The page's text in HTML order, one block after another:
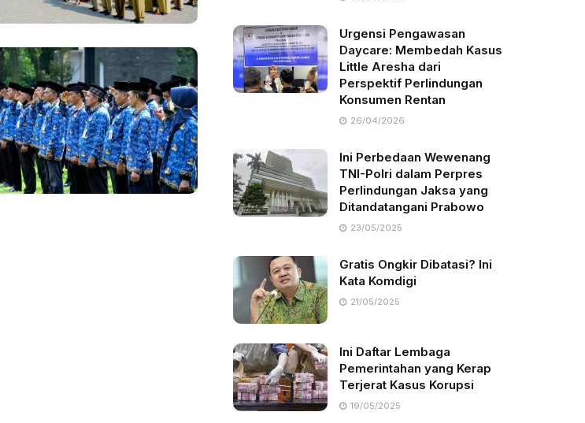
Urgensi Pengawasan
Daycare: Membedah Kasus
Little Aresha dari
Perspektif Perlindungan
Konsumen Rentan
26/04/2026
Ini Perbedaan Wewenang
TNI-Polri dalam Perpres
Perlindungan Jaksa yang
Ditandatangani Prabowo
23/05/2025
Gratis Ongkir Dibatasi? Ini
Kata Komdigi
21/05/2025
Ini Daftar Lembaga
Pemerintahan yang Kerap
Terjerat Kasus Korupsi
19/05/2025